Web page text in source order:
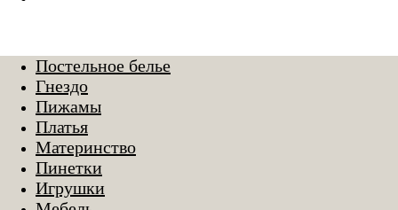
Постельное белье
Гнездо
Пижамы
Платья
Материнство
Пинетки
Игрушки